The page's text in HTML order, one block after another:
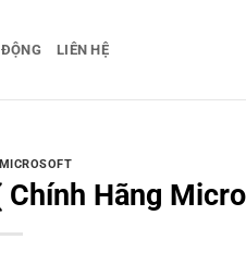
LIÊN HỆ
MICROSOFT
Chính Hãng